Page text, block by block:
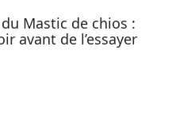
Mastic de chios :
avant de l’essayer